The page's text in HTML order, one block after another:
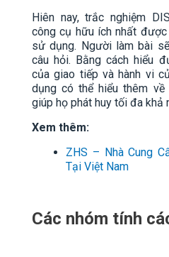
Hiên nay, trắc nghiệm
công cụ hữu ích nhất
sử dụng. Người làm bài
câu hỏi. Bằng cách hiểu
của giao tiếp và hành vi
dụng có thể hiểu thêm về
giúp họ phát huy tối đa khả
Xem thêm:
ZHS – Nhà Cung
Tại Việt Nam
Các nhóm tính